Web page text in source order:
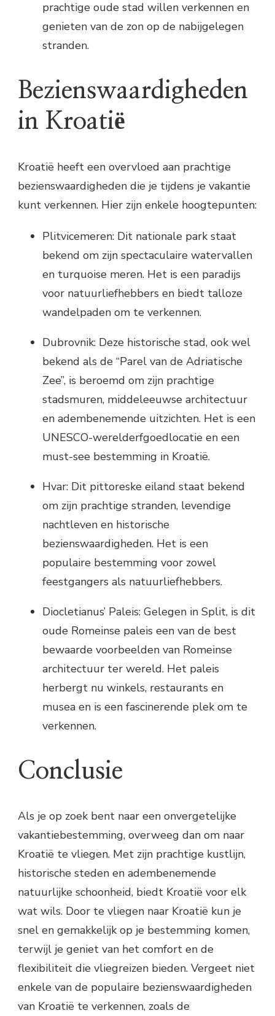
prachtige oude stad willen verkennen en
genieten van de zon op de nabijgelegen
stranden.
Bezienswaardigheden
in Kroatië
Kroatië heeft een overvloed aan prachtige
bezienswaardigheden die je tijdens je vakantie
kunt verkennen. Hier zijn enkele hoogtepunten:
Plitvicemeren: Dit nationale park staat
bekend om zijn spectaculaire watervallen
en turquoise meren. Het is een paradijs
voor natuurliefhebbers en biedt talloze
wandelpaden om te verkennen.
Dubrovnik: Deze historische stad, ook wel
bekend als de “Parel van de Adriatische
Zee”, is beroemd om zijn prachtige
stadsmuren, middeleeuwse architectuur
en adembenemende uitzichten. Het is een
UNESCO-werelderfgoedlocatie en een
must-see bestemming in Kroatië.
Hvar: Dit pittoreske eiland staat bekend
om zijn prachtige stranden, levendige
nachtleven en historische
bezienswaardigheden. Het is een
populaire bestemming voor zowel
feestgangers als natuurliefhebbers.
Diocletianus’ Paleis: Gelegen in Split, is dit
oude Romeinse paleis een van de best
bewaarde voorbeelden van Romeinse
architectuur ter wereld. Het paleis
herbergt nu winkels, restaurants en
musea en is een fascinerende plek om te
verkennen.
Conclusie
Als je op zoek bent naar een onvergetelijke
vakantiebestemming, overweeg dan om naar
Kroatië te vliegen. Met zijn prachtige kustlijn,
historische steden en adembenemende
natuurlijke schoonheid, biedt Kroatië voor elk
wat wils. Door te vliegen naar Kroatië kun je
snel en gemakkelijk op je bestemming komen,
terwijl je geniet van het comfort en de
flexibiliteit die vliegreizen bieden. Vergeet niet
enkele van de populaire bezienswaardigheden
van Kroatië te verkennen, zoals de